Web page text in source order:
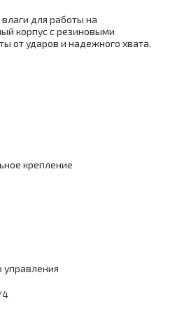
для работы на
корпус с резиновыми
от ударов и надежного хвата.
крепление
управления
4